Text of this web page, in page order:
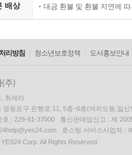
배상 대금 환불 및 환불 지연에
리방침 청소년보호정책 도서홍보안내
최세라
영등포구 은행로 11, 5층~6층(여의도동,일신
호 : 229-81-37000 통신판매업신고 : 제
호스팅 서비스사업자 :
Corp. All Rights Reserved.